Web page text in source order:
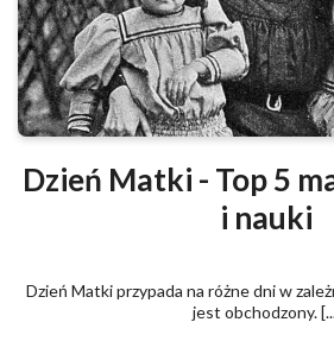
Dzień Matki - Top 5
i nauki
Dzień Matki przypada na różne dni w
jest obchodzony.